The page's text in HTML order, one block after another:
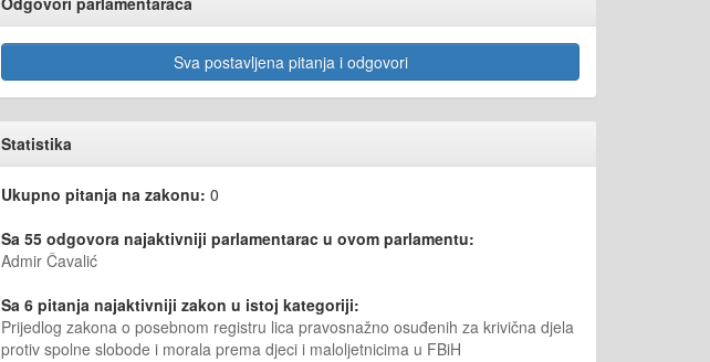
Sva postavljena pitanja i odgovori
Statistika
Ukupno pitanja na zakonu: 0
Sa 55 odgovora najaktivniji parlamentarac u ovom parlamentu:
Admir Čavalić
Sa 6 pitanja najaktivniji zakon u istoj kategoriji:
Prijedlog zakona o posebnom registru lica pravosnažno osuđenih za krivična djela
protiv spolne slobode i morala prema djeci i maloljetnicima u FBiH